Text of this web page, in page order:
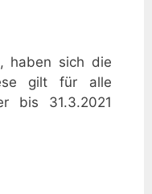
haben sich die
gilt für alle
bis 31.3.2021